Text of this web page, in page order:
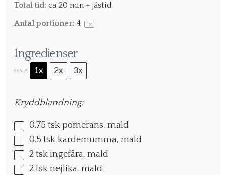
Total tid: ca 20 min + jästid
Antal portioner: 4 1x
Ingredienser
SKALA 1x 2x 3x
Kryddblandning:
0.75 tsk pomerans, mald
0.5 tsk kardemumma, mald
2 tsk ingefära, mald
2 tsk nejlika, mald